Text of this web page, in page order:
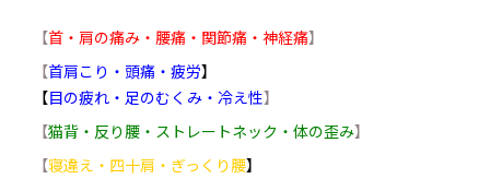
【首・肩の痛み・腰痛・関節痛・神経痛】
【首肩こり・頭痛・疲労】
【目の疲れ・足のむくみ・冷え性】
【猫背・反り腰・ストレートネック・体の歪み】
【寝違え・四十肩・ぎっくり腰】